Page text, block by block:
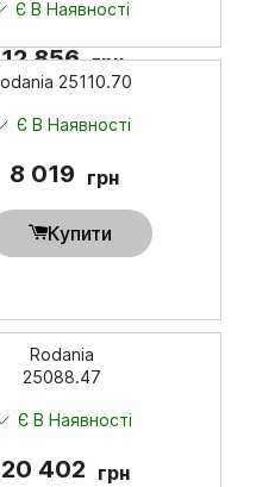
Є В Наявності
12 856 грн
Купити
Rodania 25110.70
Є В Наявності
8 019 грн
Купити
Rodania
25088.47
Є В Наявності
20 402 грн